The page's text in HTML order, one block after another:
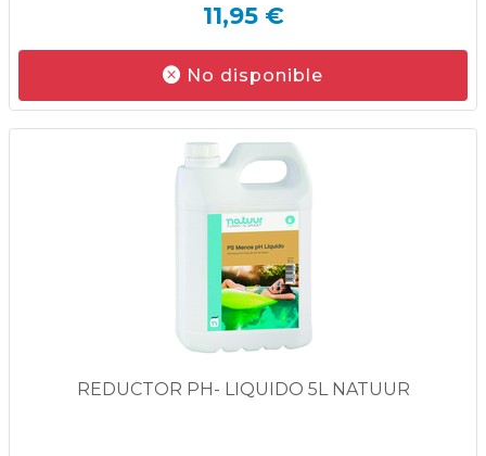
11,95 €
No disponible
REDUCTOR PH- LIQUIDO 5L NATUUR